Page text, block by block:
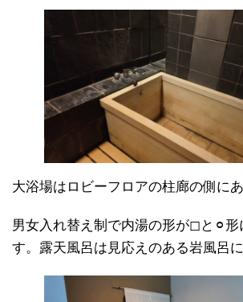
大浴場はロビーフロアの柱廊の側にあ
男女入れ替え制で内湯の形が◻︎と⚪︎形
す。露天風呂は見応えのある岩風呂に